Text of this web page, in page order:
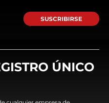
SUSCRIBIRSE
ÚNICO